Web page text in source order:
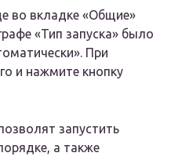
во вкладке «Общие»
«Тип запуска» было
При
и нажмите кнопку
запустить
а также